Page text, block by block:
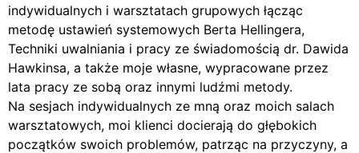
indywidualnych i warsztatach grupowych łącząc
metodę ustawień systemowych Berta Hellingera,
Techniki uwalniania i pracy ze świadomością dr. Dawida
Hawkinsa, a także moje własne, wypracowane przez
lata pracy ze sobą oraz innymi ludźmi metody.
Na sesjach indywidualnych ze mną oraz moich salach
warsztatowych, moi klienci docierają do głębokich
początków swoich problemów, patrząc na przyczyny, a